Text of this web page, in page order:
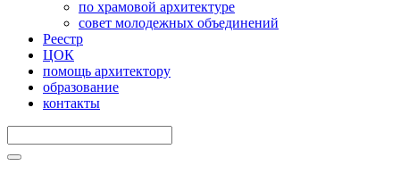
по храмовой архитектуре
совет молодежных объединений
Реестр
ЦОК
помощь архитектору
образование
контакты